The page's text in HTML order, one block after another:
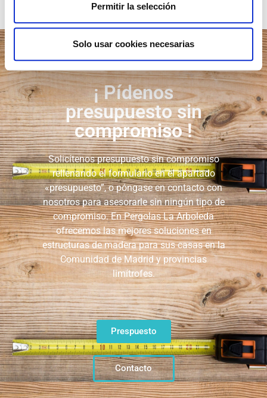
Permitir la selección
Solo usar cookies necesarias
¡ Pídenos
presupuesto sin
compromiso !
Solicítenos presupuesto sin compromiso
rellenando el formulario en el apartado
«presupuesto”, o póngase en contacto con
nosotros para asesorarle sin ningún tipo de
compromiso. En Pergolas La Arboleda
ofrecemos las mejores soluciones en
estructuras de madera para sus casas en la
Comunidad de Madrid y provincias
limítrofes.
Prespuesto
Contacto